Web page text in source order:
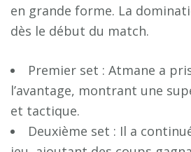
en grande forme. La
dès le début du match.
Premier set : Atmane a
l’avantage, montrant une
et tactique.
Deuxième set : Il a